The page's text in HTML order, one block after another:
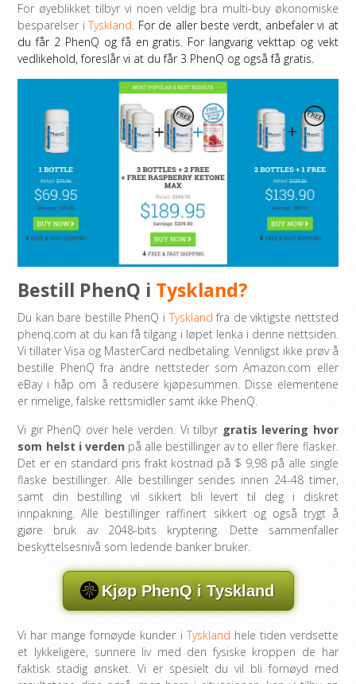
For øyeblikket tilbyr vi noen veldig bra multi-buy økonomiske
besparelser iTyskland. For de aller beste verdt, anbefaler vi at
du får 2 PhenQ og få en gratis. For langvarig vekttap og vekt
vedlikehold, foreslår vi at du får 3 PhenQ og også få gratis.
Bestill PhenQ i Tyskland?
Du kan bare bestille PhenQ iTyskland fra de viktigste nettsted
phenq.com at du kan få tilgang i løpet lenka i denne nettsiden.
Vi tillater Visa og MasterCard nedbetaling. Vennligst ikke prøv å
bestille PhenQ fra andre nettsteder som Amazon.com eller
eBay i håp om å redusere kjøpesummen. Disse elementene
er rimelige, falske rettsmidler samt ikke PhenQ.
Vi gir PhenQ over hele verden. Vi tilbyr gratis levering hvor
som helst i verdenpå alle bestillinger av to eller flere flasker.
Det er en standard pris frakt kostnad på $ 9,98 på alle single
flaske bestillinger. Alle bestillinger sendes innen 24-48 timer,
samt din bestilling vil sikkert bli levert til deg i diskret
innpakning. Alle bestillinger raffinert sikkert og også trygt å
gjøre bruk av 2048-bits kryptering. Dette sammenfaller
beskyttelsesnivå som ledende banker bruker.
Kjøp PhenQ i Tyskland
Vi har mange fornøyde kunder iTyskland hele tiden verdsette
et lykkeligere, sunnere liv med den fysiske kroppen de har
faktisk stadig ønsket. Vi er spesielt du vil bli fornøyd med